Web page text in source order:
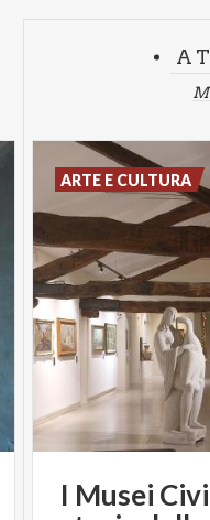
I Musei
ARTE E CULTURA